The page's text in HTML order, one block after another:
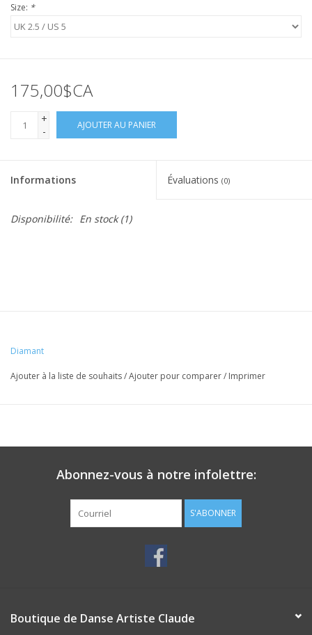
Size: *
175,00$CA
+
-
AJOUTER AU PANIER
Informations Évaluations (0)
Disponibilité: En stock(1)
Diamant
Ajouter à la liste de souhaits/Ajouter pour comparer/ Imprimer
Abonnez-vous à notre infolettre:
S'ABONNER
Boutique de Danse Artiste Claude